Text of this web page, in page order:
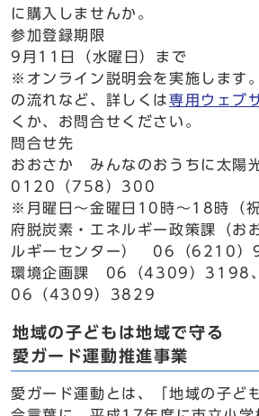
に購入しませんか。
参加登録期限
9月11日（水曜日）まで
※オンライン説明会を実施します
の流れなど、詳しくは専用ウェブ
くか、お問合せください。
問合せ先
おおさか みんなのおうちに太陽
0120（758）300
※月曜日〜金曜日10時〜18時（祝
府脱炭素・エネルギー政策課（お
ルギーセンター） 06（6210
環境企画課 06（4309）3198
06（4309）3829
地域の子どもは地域で守る
愛ガード運動推進事業
愛ガード運動とは、「地域の子ど